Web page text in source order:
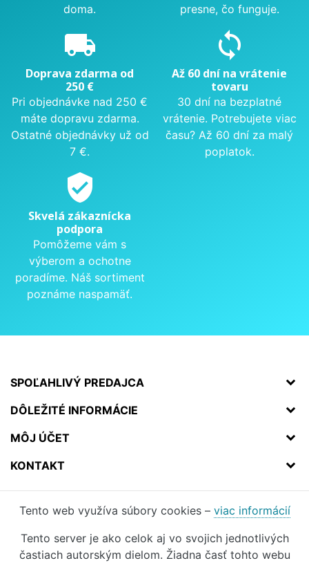
doma.
presne, čo funguje.
local_shipping
Doprava zdarma od
250 €
Pri objednávke nad 250 €
máte dopravu zdarma.
Ostatné objednávky už od
7 €.
sync
Až 60 dní na vrátenie
tovaru
30 dní na bezplatné
vrátenie. Potrebujete viac
času? Až 60 dní za malý
poplatok.
verified_user
Skvelá zákaznícka
podpora
Pomôžeme vám s
výberom a ochotne
poradíme. Náš sortiment
poznáme naspamäť.
SPOĽAHLIVÝ PREDAJCA
DÔLEŽITÉ INFORMÁCIE
MÔJ ÚČET
KONTAKT
Tento web využíva súbory cookies – viac informácií
Tento server je ako celok aj vo svojich jednotlivých
častiach autorským dielom. Žiadna časť tohto webu